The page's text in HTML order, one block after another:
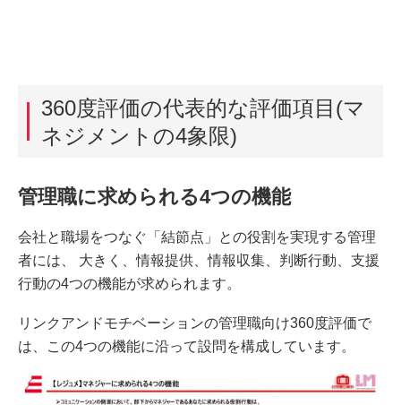
360度評価の代表的な評価項目(マ
ネジメントの4象限)
管理職に求められる4つの機能
会社と職場をつなぐ「結節点」との役割を実現する管理
者には、 大きく、情報提供、情報収集、判断行動、支援
行動の4つの機能が求められます。
リンクアンドモチベーションの管理職向け360度評価で
は、この4つの機能に沿って設問を構成しています。